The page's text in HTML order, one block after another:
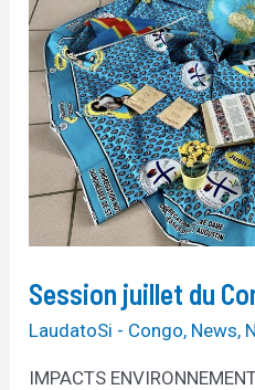
Session juillet du
LaudatoSi - Congo, News,
IMPACTS